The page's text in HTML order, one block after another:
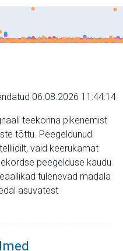
06.08.2026 11:44:14
teekonna pikenemist
tõttu. Peegeldunud
vaid keerukamat
peegelduse kaudu
tulenevad madala
asuvatest